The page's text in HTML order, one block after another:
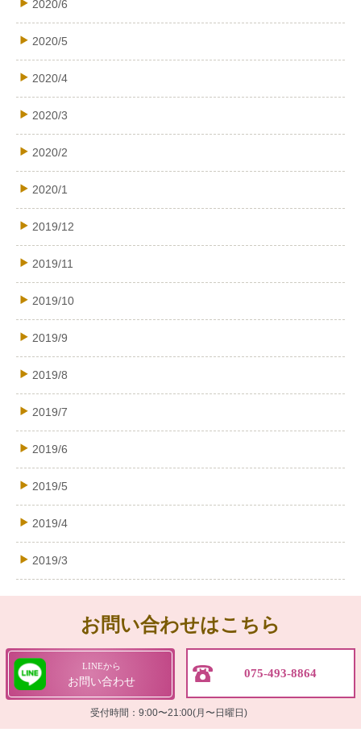
2020/6
2020/5
2020/4
2020/3
2020/2
2020/1
2019/12
2019/11
2019/10
2019/9
2019/8
2019/7
2019/6
2019/5
2019/4
2019/3
お問い合わせはこちら
LINEから
お問い合わせ
075-493-8864
受付時間：9:00〜21:00(月〜日曜日)